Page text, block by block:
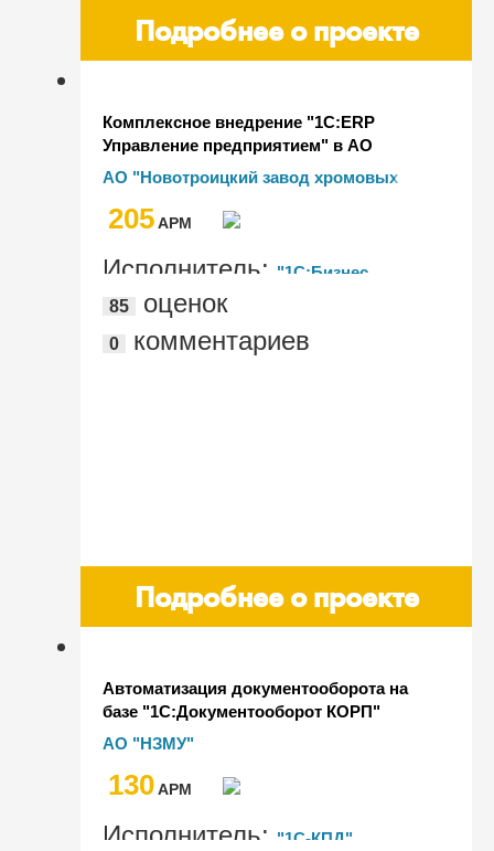
Подробнее о проекте
Комплексное внедрение "1С:ERP
Управление предприятием" в АО
"Новотроицкий завод хромовых
соединений"
АО "Новотроицкий завод хромовых
205AРМ
Исполнитель: "1С:Бизнес
решения"
85 оценок
0 комментариев
Подробнее о проекте
Автоматизация документооборота на
базе "1С:Документооборот КОРП"
редакция 3.0 в АО "Находкинский
АО "НЗМУ"
130AРМ
Исполнитель: "1С-КПД"